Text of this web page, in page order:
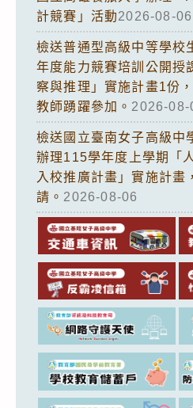
計競賽」活動2026-08-06
檢送普通型高級中等學校
年度能力競賽培訓公開授
察與推理」實施計畫1份
教師踴躍參加。 2026-08-
檢送國立臺南女子高級中
辦理115學年度上學期「
入校推廣計畫」實施計畫
請。 2026-08-06